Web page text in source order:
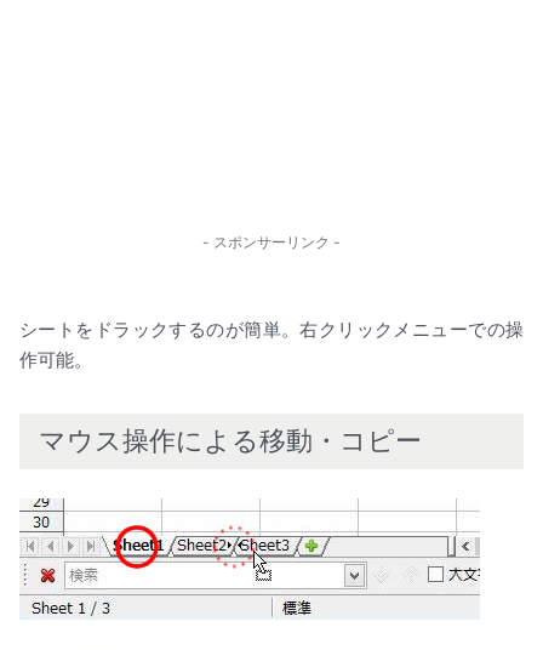
- スポンサーリンク -
シートをドラックするのが簡単。右クリックメニューでの操
作可能。
マウス操作による移動・コピー